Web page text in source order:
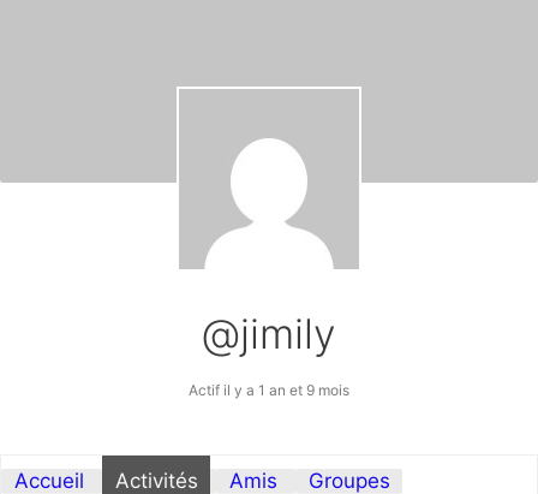
@jimily
Actif il y a 1 an et 9 mois
Accueil Activités Amis Groupes